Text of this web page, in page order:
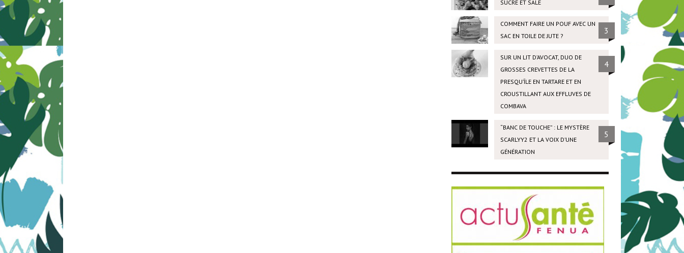
SUCRÉ ET SALÉ
COMMENT FAIRE UN POUF AVEC UN
SAC EN TOILE DE JUTE ?
3
SUR UN LIT D’AVOCAT, DUO DE
GROSSES CREVETTES DE LA
PRESQU’ÎLE EN TARTARE ET EN
CROUSTILLANT AUX EFFLUVES DE
COMBAVA
4
“BANC DE TOUCHE” : LE MYSTÈRE
SCARLYY2 ET LA VOIX D’UNE
GÉNÉRATION
5